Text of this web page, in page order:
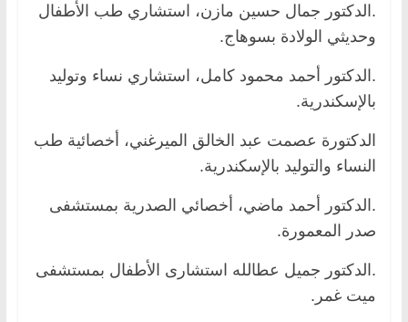
.الدكتور جمال حسين مازن، استشاري طب الأطفال
وحديثي الولادة بسوهاج.
.الدكتور أحمد محمود كامل، استشاري نساء وتوليد
بالإسكندرية.
الدكتورة عصمت عبد الخالق الميرغني، أخصائية طب
النساء والتوليد بالإسكندرية.
.الدكتور أحمد ماضي، أخصائي الصدرية بمستشفى
صدر المعمورة.
.الدكتور جميل عطالله استشارى الأطفال بمستشفى
ميت غمر.